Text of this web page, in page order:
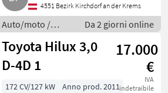
4551 Bezirk Kirchdorf an der Krems
Auto/moto /
Berline
Da 2 giorni online
Toyota Hilux 3,0
D-4D 1
17.000
€
IVA
indetraibile
172 CV/127 kW Anno prod. 2011